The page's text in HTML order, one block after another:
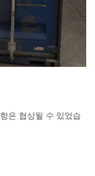
은 협상될 수 있었습